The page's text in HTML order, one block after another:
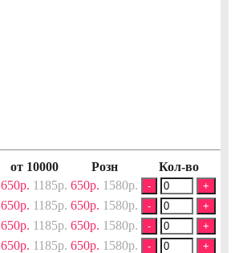
от 10000 Розн
Кол-во
650р. 1185р. 650р. 1580р. - +
650р. 1185р. 650р. 1580р. - +
650р. 1185р. 650р. 1580р. - +
650р. 1185р. 650р. 1580р. - +